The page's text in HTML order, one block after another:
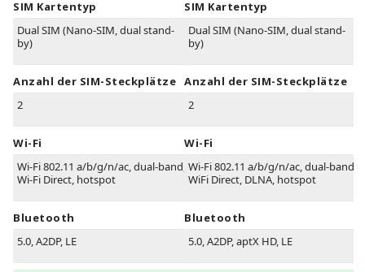
SIM Kartentyp
Dual SIM (Nano-SIM, dual stand-
by)
Anzahl der SIM-Steckplätze
2
Wi-Fi
Wi-Fi 802.11 a/b/g/n/ac, dual-band,
Wi-Fi Direct, hotspot
Bluetooth
5.0, A2DP, LE
SIM Kartentyp
Dual SIM (Nano-SIM, dual stand-
by)
Anzahl der SIM-Steckplätze
2
Wi-Fi
Wi-Fi 802.11 a/b/g/n/ac, dual-band,
WiFi Direct, DLNA, hotspot
Bluetooth
5.0, A2DP, aptX HD, LE